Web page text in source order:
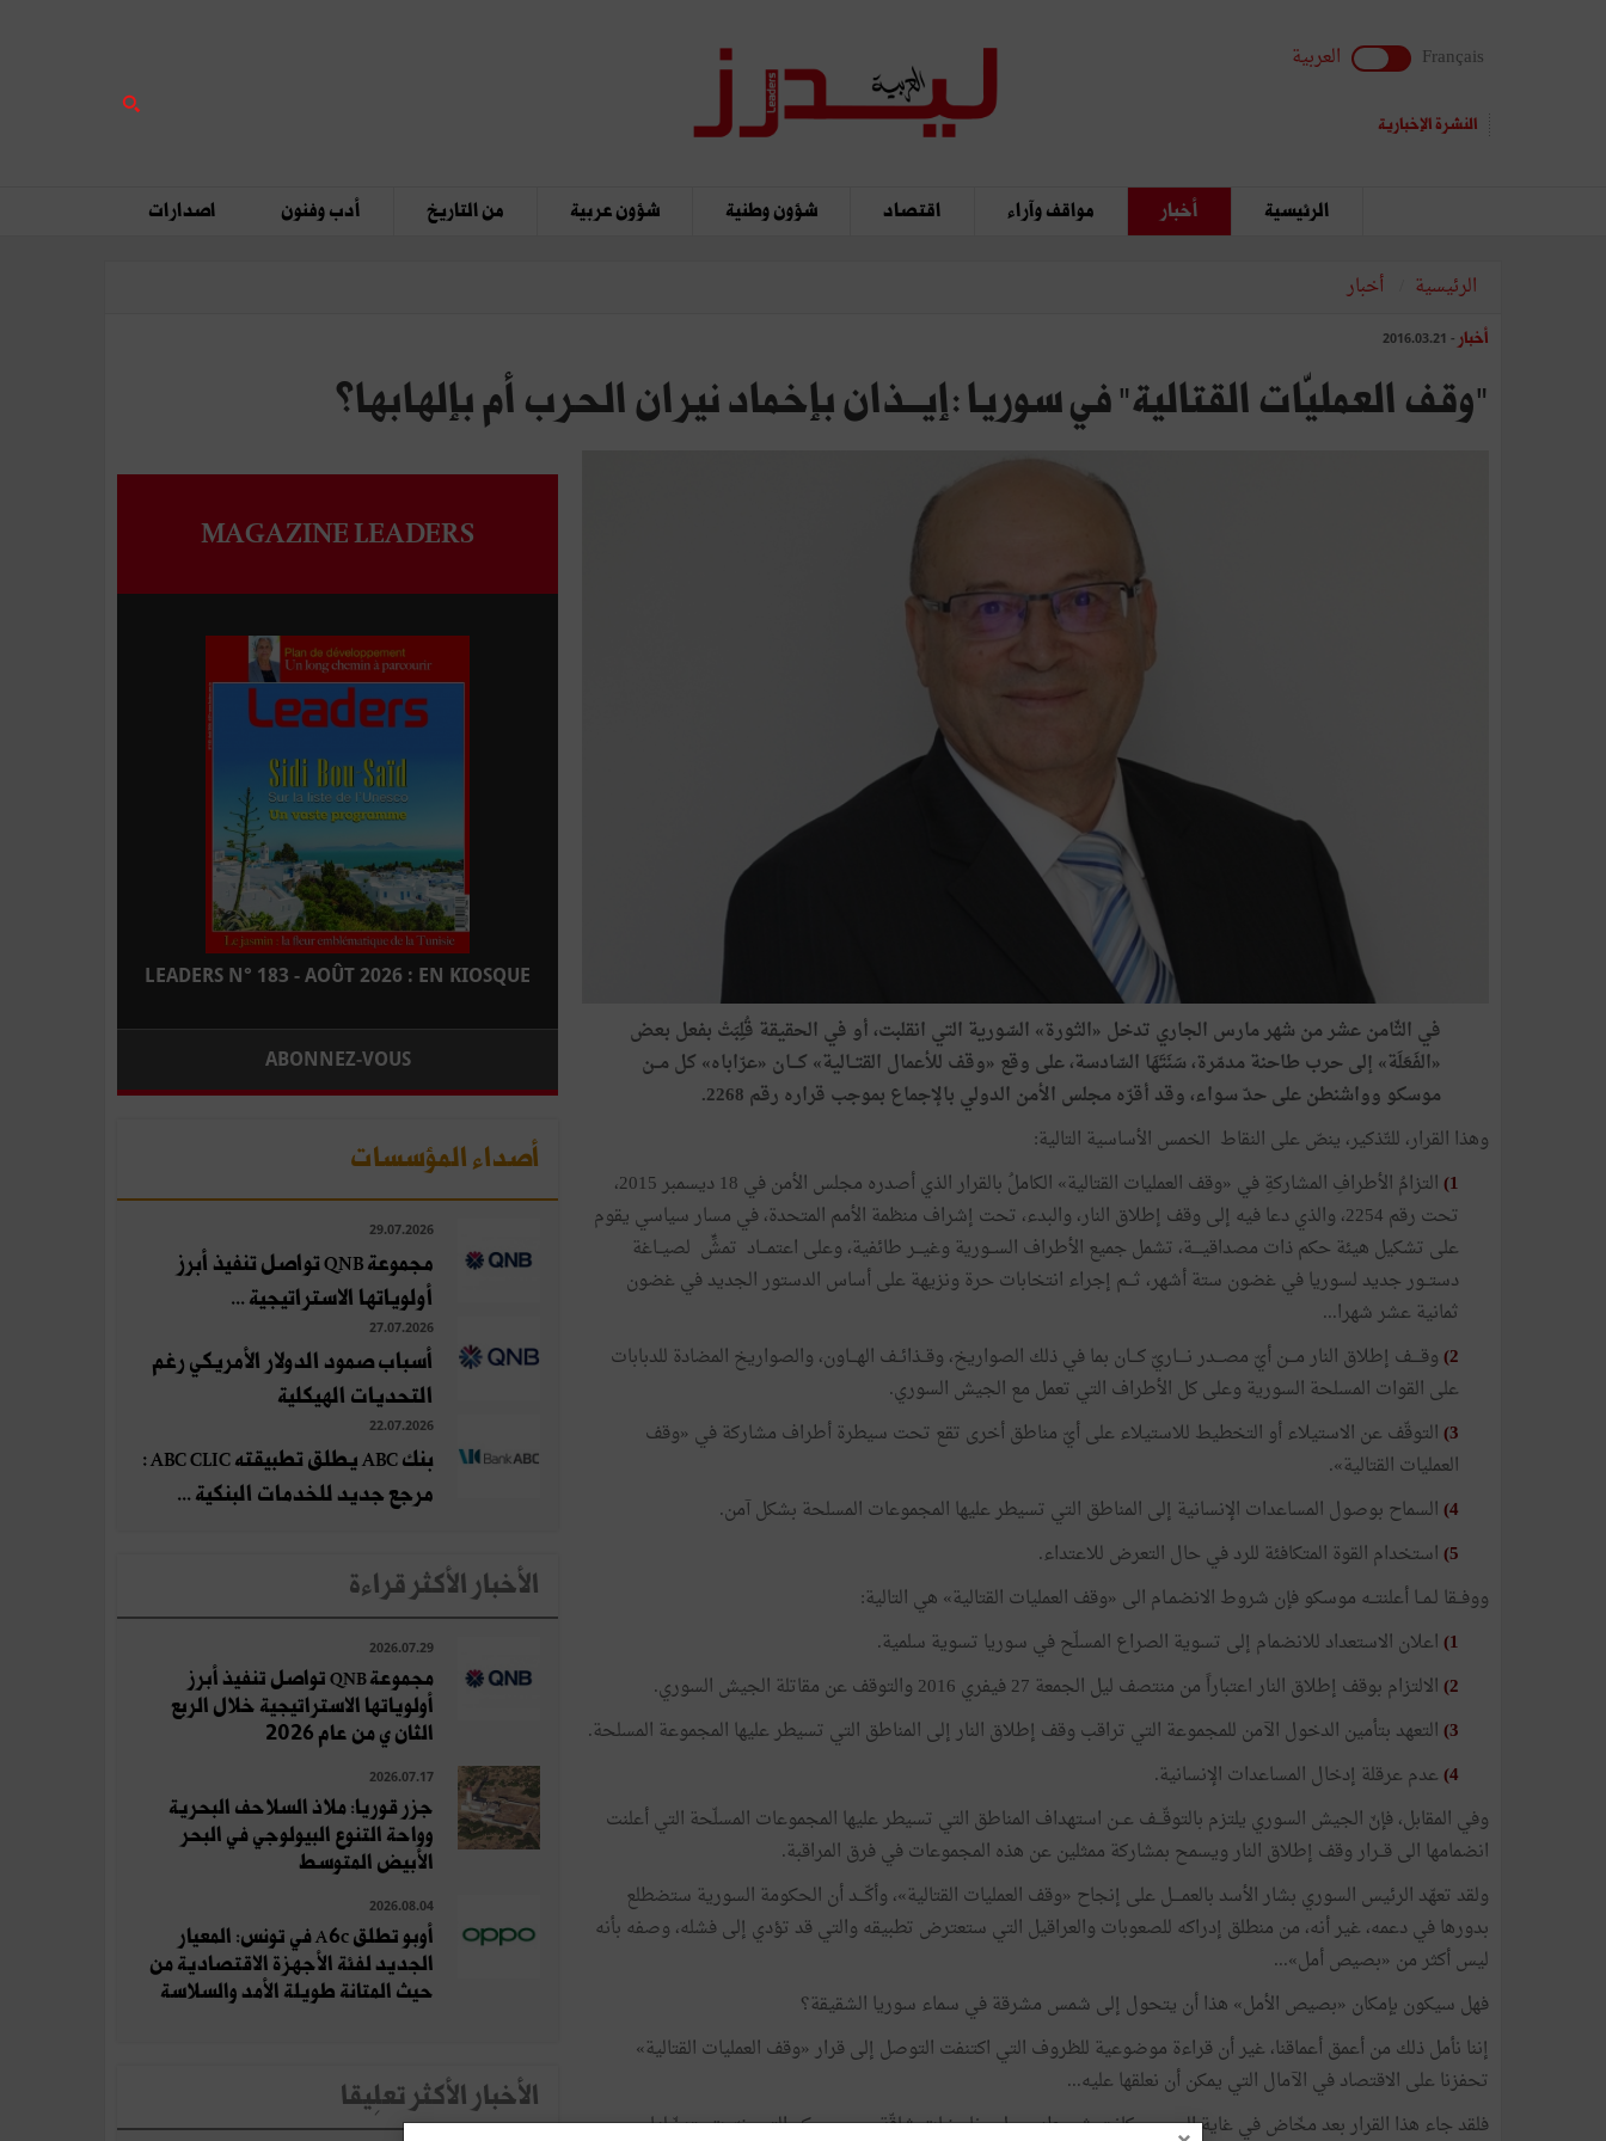
Français العربية
النشرة الإخبارية
الرئيسية أخبار مواقف وآراء اقتصاد شؤون وطنية شؤون عربية من التاريخ أدب وفنون اصدارات
الرئيسية أخبار
أخبار - 2016.03.21
"وقف‭ ‬العمليّات‭ ‬القتالية" ‬في‭ ‬سوريا‭: ‬إيــذان‭ ‬بإخماد‭ ‬نيران‭ ‬الحرب‭ ‬أم‭ ‬بإلهابها؟
في الثّامنعشرمن شهرمارس الجاري تدخل «الثورة» السّورية التي انقلبت، أو في الحقيقة قُلِبَتْ بفعل بعض
«الفَعَلَة» إلىحرب طاحنة مدمّرة، سَنَتَهَا السّادسة،على وقع «وقف للأعمال القتــالية» كـــان «عرّاباه» كل مــن
موسكو وواشنطنعلىحدّ سواء، وقد أقرّه مجلس الأمن الدولي بالإجماع بموجب قراره رقم 2268
.
وهذا القرار، للتّذكير، ينصّ على النقاط الخمس الأساسية التالية:
1) التزامُ الأطرافِ المشاركةِ في «وقف العمليات القتالية» الكاملُ بالقرارالذيأصدره مجلس الأمن في 18 ديسمبر2015،
تحت رقم 2254، والذيدعا فيه إلى وقف إطلاق النار، والبدء، تحت إشراف منظمة الأمم المتحدة، في مسارسياسي يقوم
على تشكيل هيئة حكمذات مصداقيــــة، تشمل جميع الأطراف الســورية وغيـــرطائفية، وعلى اعتمـــاد تمشٍّ لصيــاغة
دستــورجديد لسوريا في غضون ستة أشهر، ثـــم إجراء انتخابات حرة ونزيهة علىأساس الدستورالجديد في غضون
ثمانية عشرشهرا...
2) وقــــف إطلاق النارمـــنأيّ مصـــدرنــــاريّكـــان بما فيذلك الصواريخ، وقــذائــف الهـــاون، والصواريخ المضادة للدبابات
على القوات المسلحة السورية وعلىكل الأطراف التي تعمل مع الجيش السوري.
3) التوقّف عن الاستيلاءأو التخطيط للاستيلاء علىأيّ مناطقأخرى تقع تحت سيطرة أطراف مشاركة في «وقف
العمليات القتالية»
.
4) السماح بوصول المساعدات الإنسانية إلى المناطق التي تسيطرعليها المجموعات المسلحة بشكلآمن.
5) استخدام القوة المتكافئة للرد في حال التعرض للاعتداء.
ووفــقا لـمــاأعلنتــه موسكو فإن شروط الانضمـام الى «وقف العمليات القتالية» هي التالية:
1) اعلان الاستعداد للانضمام إلى تسوية الصراع المسلّح في سوريا تسوية سلمية.
2) الالتزام بوقف إطلاق الناراعتباراً من منتصف ليل الجمعة 27 فيفري 2016 والتوقف عن مقاتلة الجيش السوري.
3) التعهد بتأمين الدخول الآمن للمجموعة التي تراقب وقف إطلاق النارإلى المناطق التي تسيطرعليها المجموعة المسلحة.
4) عدم عرقلة إدخال المساعدات الإنسانية.
وفي المقابل، فإنّ الجيش السوري يلتزم بالتوقّـــف عــن استهداف المناطق التي تسيطرعليها المجموعات المسلّحة التيأعلنت
انضمامها الى قــراروقف إطلاق النارويسمح بمشاركة ممثلين عن هذه المجموعات في فرق المراقبة.
ولقد تعهّد الرئيس السوري بشارالأسد بالعمــــل على إنجاح «وقف العمليات القتالية»، وأكّـــدأن الحكومة السورية ستضطلع
بدورها فيدعمه، غيرأنه، من منطلق إدراكه للصعوبات والعراقيل التي ستعترض تطبيقه والتي قد تؤدي إلى فشله، وصفه بأنه
ليسأكثرمن «بصيصأمل»
...
فهل سيكون بإمكان «بصيص الأمل» هذاأن يتحول إلى شمس مشرقة في سماء سوريا الشقيقة؟
إننا نأملذلك منأعمقأعماقنا، غيرأن قراءة موضوعية للظروف التي اكتنفت التوصل إلى قرار«وقف العمليات القتالية»
تحفزنا على الاقتصاد في الآمال التي يمكنأن نعلقها عليه...
فلقد جاء هذا القراربعد مخّاض في غايةالعسـر،وكانتشروطهمحلمفاوضاتشاقّةبينموسكوالتيغيّرتبتدخّلها
MAGAZINE LEADERS
LEADERS N° 183 - AOÛT 2026 : EN KIOSQUE
ABONNEZ-VOUS
أصداء المؤسسات
29.07.2026
مجموعة QNB تواصل تنفيذ أبرز
أولوياتها الاستراتيجية ...
27.07.2026
أسباب صمود الدولار الأمريكي رغم
التحديات الهيكلية
22.07.2026
بنك ABC يطلق تطبيقته ABC CLIC :
مرجع جديد للخدمات البنكية ...
الأخبار الأكثر قراءة
2026.07.29
مجموعة QNB تواصل تنفيذ أبرز
أولوياتها الاستراتيجية خلال الربع
الثان ي من عام 2026
2026.07.17
جزر قوريا: ملاذ السلاحف البحرية
وواحة التنوع البيولوجي في البحر
الأبيض المتوسط
2026.08.04
أوبو تطلق A6c في تونس: المعيار
الجديد لفئة الأجهزة الاقتصادية من
حيث المتانة طويلة الأمد والسلاسة
الأخبار الأكثر تعلِيقا